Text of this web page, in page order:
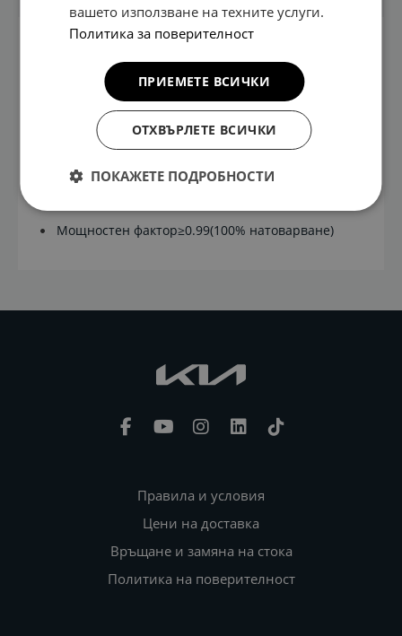
7" сензорен екран и LED индикатори
Wi-Fi, Bluetooth, RS485, RFID, LAN, 4G
Отлична ефективност ≥96%
150 V до 1000 V
Мощностен фактор≥0.99(100% натоварване)
Правила и условия
Цени на доставка
Връщане и замяна на стока
Политика на поверителност
вашето използване на техните услуги.
Политика за поверителност
ПРИЕМЕТЕ ВСИЧКИ
ОТХВЪРЛЕТЕ ВСИЧКИ
ПОКАЖЕТЕ ПОДРОБНОСТИ